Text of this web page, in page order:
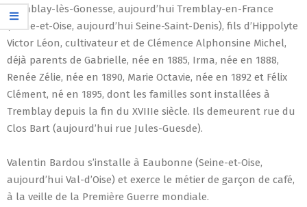
Tremblay-lès-Gonesse, aujourd’hui Tremblay-en-France
(Seine-et-Oise, aujourd’hui Seine-Saint-Denis), fils d’Hippolyte
Victor Léon, cultivateur et de Clémence Alphonsine Michel,
déjà parents de Gabrielle, née en 1885, Irma, née en 1888,
Renée Zélie, née en 1890, Marie Octavie, née en 1892 et Félix
Clément, né en 1895, dont les familles sont installées à
Tremblay depuis la fin du XVIIIe siècle. Ils demeurent rue du
Clos Bart (aujourd’hui rue Jules-Guesde).
Valentin Bardou s’installe à Eaubonne (Seine-et-Oise,
aujourd’hui Val-d’Oise) et exerce le métier de garçon de café,
à la veille de la Première Guerre mondiale.